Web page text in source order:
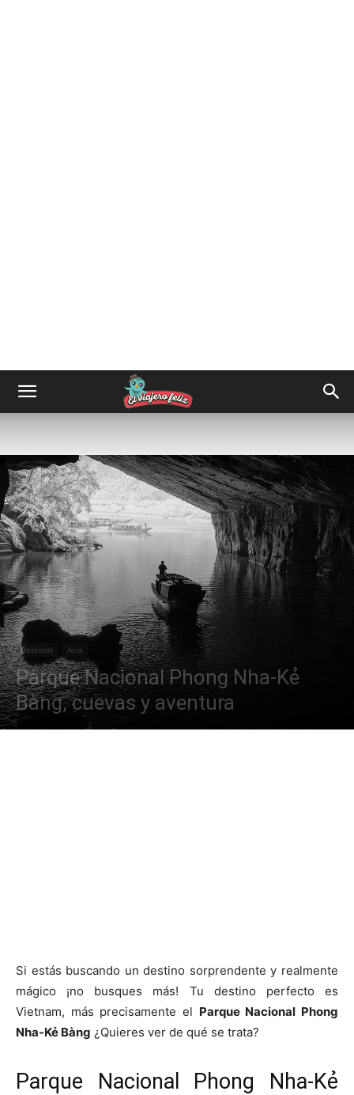
Destinos Asia
Parque Nacional Phong Nha-Kẻ
Bàng, cuevas y aventura
Si estás buscando un destino sorprendente y realmente
mágico ¡no busques más! Tu destino perfecto es
Vietnam, más precisamente el Parque Nacional Phong
Nha-Kẻ Bàng ¿Quieres ver de qué se trata?
Parque Nacional Phong Nha-Kẻ